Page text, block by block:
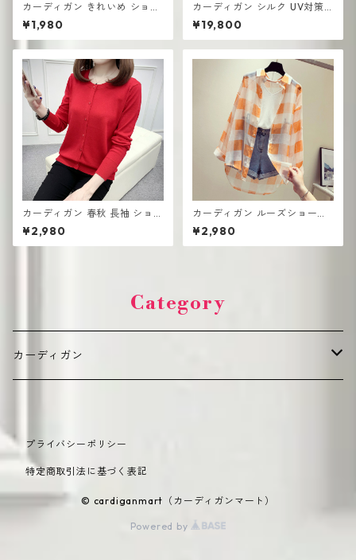
カーディガン きれいめ ショー
ト丈 レディース 羽織り 軽量
無地デザイン ニット
¥1,980
カーディガン シルク UV対策
薄手 コートロングショール
¥19,800
カーディガン 春秋 長袖 ショー
トセーター 薄手 ショール
¥2,980
カーディガン ルーズショート
チェック柄 UV対策 長袖 アイ
スシルク シフォン
¥2,980
Category
カーディガン
カジュアル
オーバーサイズ
オフィス・きれいめ（通勤・フォーマル向け）
ショート丈
季節別・機能性（シーズン・機能重視）
プライバシーポリシー
特定商取引法に基づく表記
© cardiganmart（カーディガンマート）
Powered by